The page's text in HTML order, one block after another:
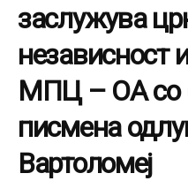
заслужува
независност
МПЦ – ОA со
писмена
Вартоломеј